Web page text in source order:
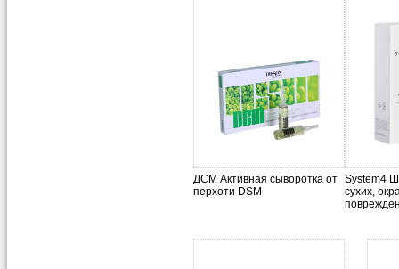
ДСМ Активная сыворотка от
перхоти DSM
System4
сухих,